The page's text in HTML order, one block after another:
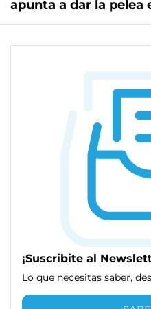
apunta a dar la pelea
¡Suscribite al
Lo que necesitas saber,